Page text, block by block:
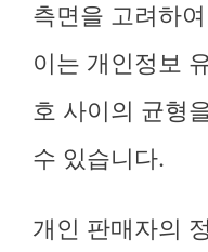
측면을 고려하
이는 개인정보
호 사이의 균형
수 있습니다.
개인 판매자의